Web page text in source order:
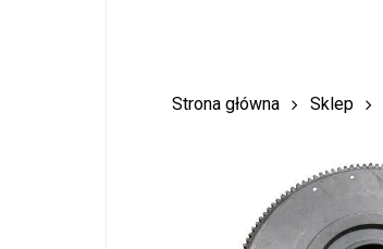
Strona główna Sklep